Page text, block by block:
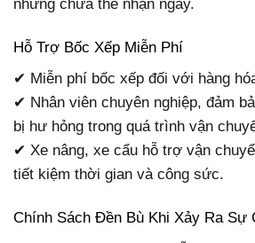
nhưng chưa thể nhận ngay.
Hỗ Trợ Bốc Xếp Miễn Phí
✔ Miễn phí bốc xếp đối với hàng
✔ Nhân viên chuyên nghiệp, đảm
bị hư hỏng trong quá trình vận
✔ Xe nâng, xe cẩu hỗ trợ vận
tiết kiệm thời gian và công sức.
Chính Sách Đền Bù Khi Xảy Ra Sự